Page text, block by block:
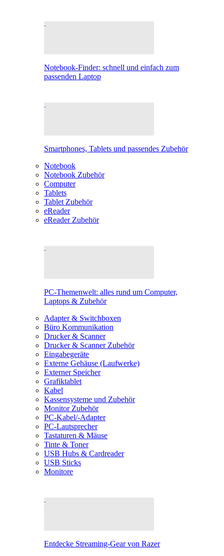
Notebook-Finder: schnell und einfach zum
passenden Laptop
Smartphones, Tablets und passendes Zubehör
Notebook
Notebook Zubehör
Computer
Tablets
Tablet Zubehör
eReader
eReader Zubehör
PC-Themenwelt: alles rund um Computer,
Laptops & Zubehör
Adapter & Switchboxen
Büro Kommunikation
Drucker & Scanner
Drucker & Scanner Zubehör
Eingabegeräte
Externe Gehäuse (Laufwerke)
Externer Speicher
Grafiktablet
Kabel
Kassensysteme und Zubehör
Monitor Zubehör
PC-Kabel/-Adapter
PC-Lautsprecher
Tastaturen & Mäuse
Tinte & Toner
USB Hubs & Cardreader
USB Sticks
Monitore
Entdecke Streaming-Gear von Razer